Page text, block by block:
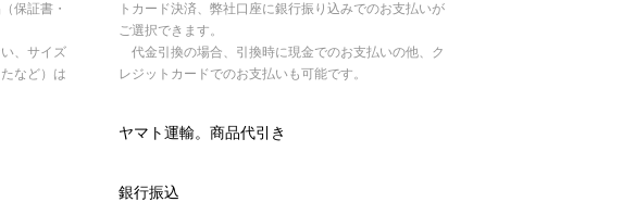
保証書・
、サイズ
など）は
トカード決済、弊社口座に銀行振り込みでのお支払いが
ご選択できます。
代金引換の場合、引換時に現金でのお支払いの他、ク
レジットカードでのお支払いも可能です。
ヤマト運輸。商品代引き
銀行振込